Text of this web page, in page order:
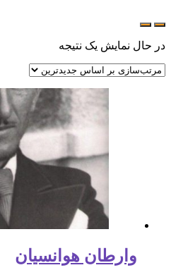
در حال نمایش یک نتیجه
وارطان هوانسیان